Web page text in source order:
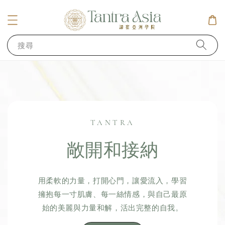
搜尋
TANTRA
敞開和接納
用柔軟的力量，打開心門，讓愛流入，學習
擁抱每一寸肌膚、每一絲情感，與自己最原
始的美麗與力量和解，活出完整的自我。